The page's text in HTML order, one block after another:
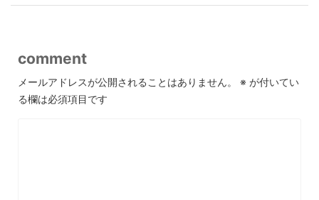
comment
メールアドレスが公開されることはありません。 ※ が付いてい
る欄は必須項目です